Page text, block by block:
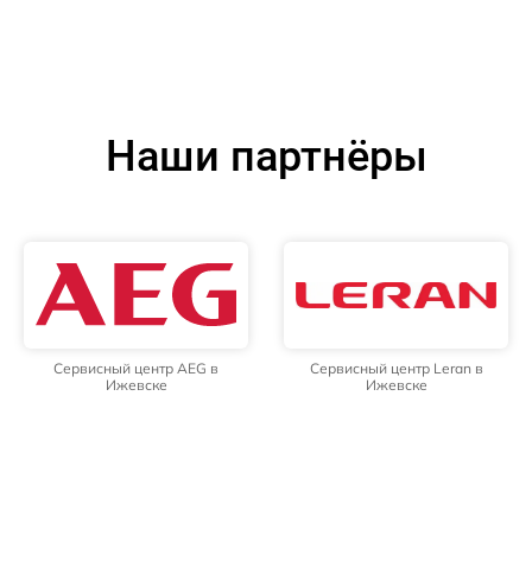
Наши партнёры
Сервисный центр AEG в
Ижевске
Сервисный центр Leran в
Ижевске